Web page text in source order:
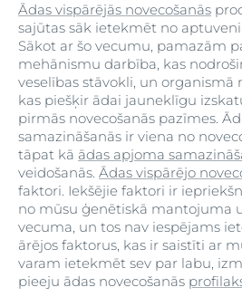
Ādas vispārējās novecošanās
sajūtas sāk ietekmēt no
Sākot ar šo vecumu, pamazām
mehānismu darbība, kas
veselības stāvokli, un organismā
kas piešķir ādai jauneklīgu
pirmās novecošanās pazīmes.
samazināšanās ir viena no
tāpat kā ādas apjoma
veidošanās. Ādas vispārējo
faktori. Iekšējie faktori ir
no mūsu ģenētiskā mantojuma
vecuma, un tos nav iespējams
ārējos faktorus, kas ir saistīti ar
varam ietekmēt sev par labu,
pieeju ādas novecošanās